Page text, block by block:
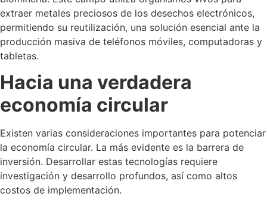
extraer metales preciosos de los desechos electrónicos,
permitiendo su reutilización, una solución esencial ante la
producción masiva de teléfonos móviles, computadoras y
tabletas.
Hacia una verdadera
economía circular
Existen varias consideraciones importantes para potenciar
la economía circular. La más evidente es la barrera de
inversión. Desarrollar estas tecnologías requiere
investigación y desarrollo profundos, así como altos
costos de implementación.